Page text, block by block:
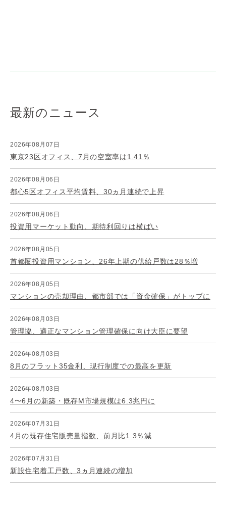
最新のニュース
2026年08月07日
東京23区オフィス、7月の空室率は1.41％
2026年08月06日
都心5区オフィス平均賃料、30ヵ月連続で上昇
2026年08月06日
投資用マーケット動向、期待利回りは横ばい
2026年08月05日
首都圏投資用マンション、26年上期の供給戸数は28％増
2026年08月05日
マンションの売却理由、都市部では「資金確保」がトップに
2026年08月03日
管理協、適正なマンション管理確保に向け大臣に要望
2026年08月03日
8月のフラット35金利、現行制度での最高を更新
2026年08月03日
4〜6月の新築・既存M市場規模は6.3兆円に
2026年07月31日
4月の既存住宅販売量指数、前月比1.3％減
2026年07月31日
新設住宅着工戸数、3ヵ月連続の増加